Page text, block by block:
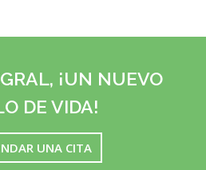
¡UN NUEVO
DE VIDA!
UNA CITA